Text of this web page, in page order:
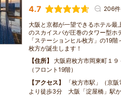
4.7 206件
大阪と京都が一望できるホテル
のスカイスパが圧巻のタワー型ホ
「ステーションヒル枚方」の19
枚方が誕生します！
住所
大阪府枚方市岡東町１
（フロント19階）
アクセス
「枚方市駅」（京
より徒歩3分 大阪「淀屋橋」駅